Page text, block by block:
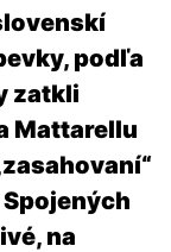
podľa
zatkli
Mattarellu
na